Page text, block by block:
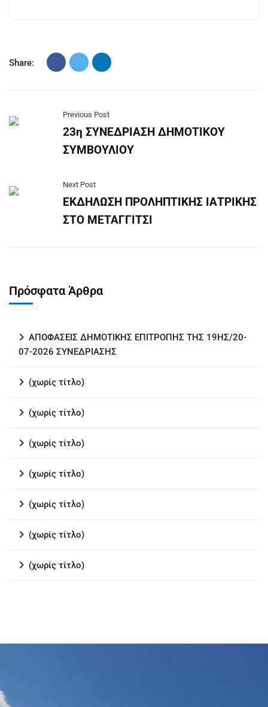
Share:
Previous Post
23η ΣΥΝΕΔΡΙΑΣΗ ΔΗΜΟΤΙΚΟΥ
ΣΥΜΒΟΥΛΙΟΥ
Next Post
ΕΚΔΗΛΩΣΗ ΠΡΟΛΗΠΤΙΚΗΣ ΙΑΤΡΙΚΗΣ
ΣΤΟ ΜΕΤΑΓΓΙΤΣΙ
Πρόσφατα Άρθρα
ΑΠΟΦΑΣΕΙΣ ΔΗΜΟΤΙΚΗΣ ΕΠΙΤΡΟΠΗΣ ΤΗΣ 19ΗΣ/20-
07-2026 ΣΥΝΕΔΡΙΑΣΗΣ
(χωρίς τίτλο)
(χωρίς τίτλο)
(χωρίς τίτλο)
(χωρίς τίτλο)
(χωρίς τίτλο)
(χωρίς τίτλο)
(χωρίς τίτλο)